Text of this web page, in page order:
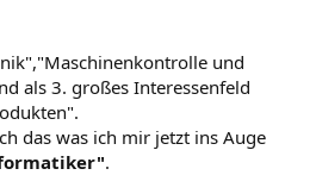
und
als 3. großes Interessenfeld
das was ich mir jetzt ins Auge
.